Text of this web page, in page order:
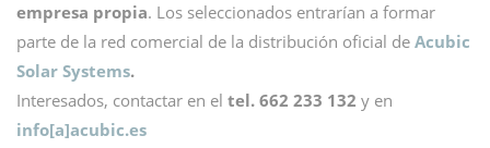
empresa propia. Los seleccionados entrarían a formar
parte de la red comercial de la distribución oficial de Acubic
Solar Systems.
Interesados, contactar en el tel. 662 233 132 y en
info[a]acubic.es